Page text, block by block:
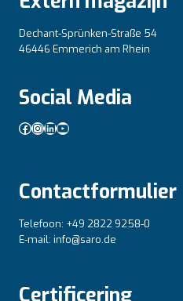
Dechant-Sprünken-Straße 54
46446 Emmerich am Rhein
Social Media
Facebook
Instagram
LinkedIn
YouTube
Contactformulier
Telefoon: +49 2822 9258-0
E-mail: info@saro.de
Certificering